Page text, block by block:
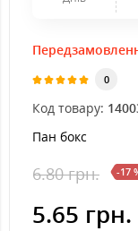
0
Код товару:
Пан бокс
6.80 грн. -17
5.65 грн.